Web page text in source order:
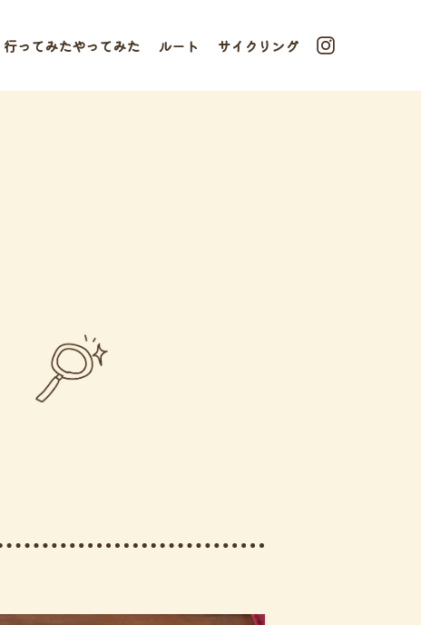
行ってみたやってみた ルート サイクリング